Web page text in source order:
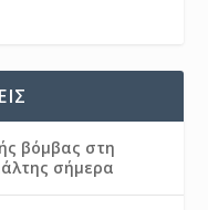
βόμβας στη
σήμερα